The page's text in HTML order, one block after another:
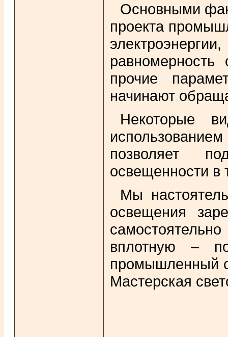
Основными
проекта
прочие
начинают
Некоторые
позволяет
освещенности в
Мы
освещения
вплотную –
промышленный
Мастерская